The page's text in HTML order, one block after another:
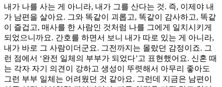
내가 나를 사는 게 아니라, 내가 그를 산다는 것. 즉, 이제야 내
가 남편을 살아요. 그와 똑같이 괴롭고, 똑같이 감사하고, 똑같
이 즐겁고, 매사를 한 사람인 것처럼 나를 그에게 일치시키게
되었으니까요. 간호를 하면서 보니 내가 따로 있는 게 아니라,
내가 바로 그 사람이더군요. 그전까지는 몰랐던 감정이죠. 그
런 점에서 ‘완전 일체의 부부가 되었다’고 표현했어요. 신혼 때
는 각자 자기 의견이 강하고 생성이 뚜렷해서 아무리 좋아도
그런 부부 일체는 어려웠던 것 같아요. 그런데 지금은 남편이